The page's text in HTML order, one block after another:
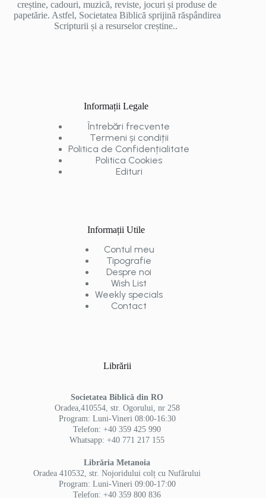
creștine, cadouri, muzică, reviste, jocuri și produse de
papetărie. Astfel, Societatea Biblică sprijină răspândirea
Scripturii și a resurselor creștine..
Informații Legale
Întrebări frecvente
Termeni și condiții
Politica de Confidențialitate
Politica Cookies
Edituri
Informații Utile
Contul meu
Tipografie
Despre noi
Wish List
Weekly specials
Contact
Librării
Societatea Biblică din RO
Oradea,410554, str. Ogorului, nr 258
Program: Luni-Vineri 08:00-16:30
Telefon: +40 359 425 990
Whatsapp: +40 771 217 155
Librăria Metanoia
Oradea 410532, str. Nojoridului colț cu Nufărului
Program: Luni-Vineri 09:00-17:00
Telefon: +40 359 800 836